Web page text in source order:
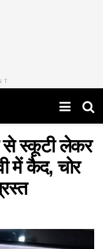
से स्कूटी लेकर
में कैद, चोर